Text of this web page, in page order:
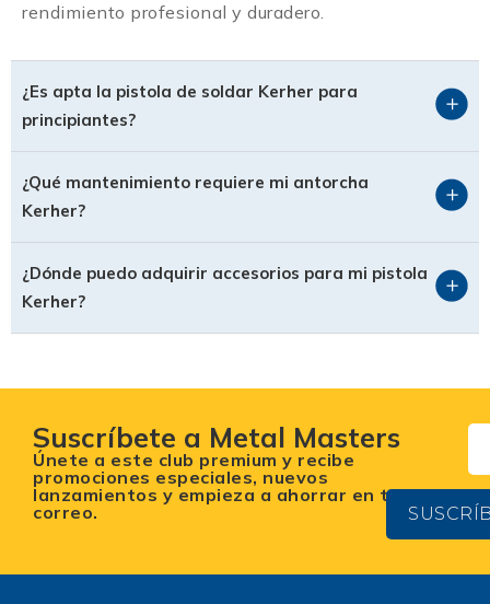
rendimiento profesional y duradero.
¿Es apta la pistola de soldar Kerher para
principiantes?
¿Qué mantenimiento requiere mi antorcha
Kerher?
¿Dónde puedo adquirir accesorios para mi pistola
Kerher?
Suscríbete a Metal Masters
Únete a este club premium y recibe
promociones especiales, nuevos
lanzamientos y empieza a ahorrar en tu
correo.